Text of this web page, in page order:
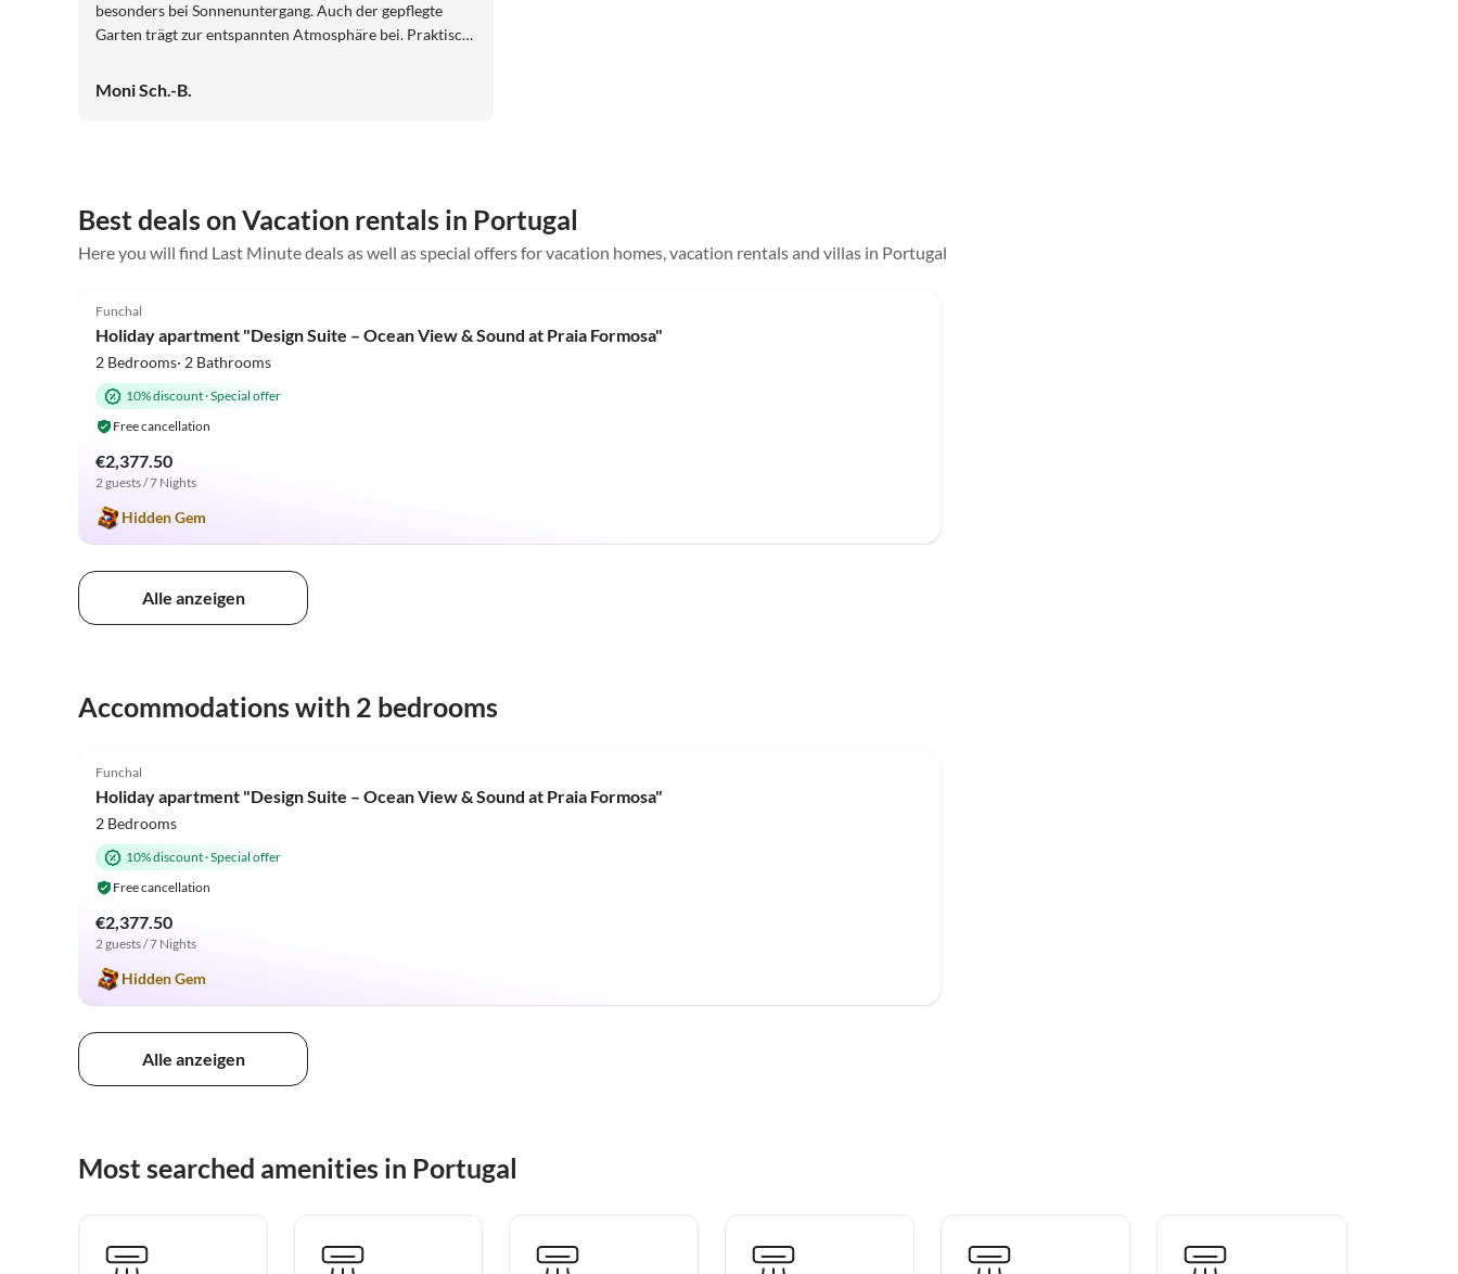
besonders bei Sonnenuntergang. Auch der gepflegte
Garten trägt zur entspannten Atmosphäre bei. Praktisch:
unser Mietwagen stand sicher auf einem überdachten
Moni Sch.-B.
Best deals on Vacation rentals in Portugal
Here you will find Last Minute deals as well as special offers for vacation homes, vacation rentals and villas in Portugal
Funchal
Holiday apartment "Design Suite – Ocean View & Sound at Praia Formosa"
2 Bedrooms· 2 Bathrooms
10% discount·Special offer
Free cancellation
€2,377.50
2 guests / 7 Nights
Hidden Gem
Alle anzeigen
Accommodations with 2 bedrooms
Funchal
Holiday apartment "Design Suite – Ocean View & Sound at Praia Formosa"
2 Bedrooms
10% discount·Special offer
Free cancellation
€2,377.50
2 guests / 7 Nights
Hidden Gem
Alle anzeigen
Most searched amenities in Portugal